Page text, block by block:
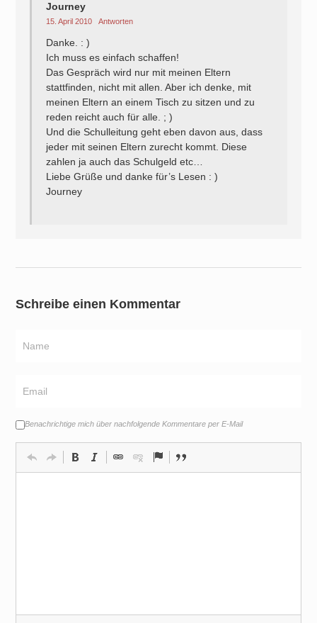
Journey
15. April 2010 Antworten
Danke. : )
Ich muss es einfach schaffen!
Das Gespräch wird nur mit meinen Eltern
stattfinden, nicht mit allen. Aber ich denke, mit
meinen Eltern an einem Tisch zu sitzen und zu
reden reicht auch für alle. ; )
Und die Schulleitung geht eben davon aus, dass
jeder mit seinen Eltern zurecht kommt. Diese
zahlen ja auch das Schulgeld etc…
Liebe Grüße und danke für’s Lesen : )
Journey
Schreibe einen Kommentar
Benachrichtige mich über nachfolgende Kommentare per E-Mail